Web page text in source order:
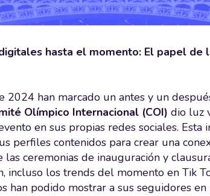
hasta el momento: El papel de
2024 han marcado un antes y un
Olímpico Internacional (COI) dio luz
en sus propias redes sociales. Esta
perfiles contenidos para crear una
las ceremonias de inauguración y
incluso los trends del momento en Tik
han podido mostrar a sus seguidores